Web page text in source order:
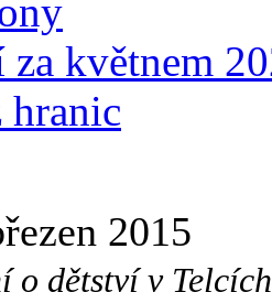
květnem
hranic
2015
dětství v